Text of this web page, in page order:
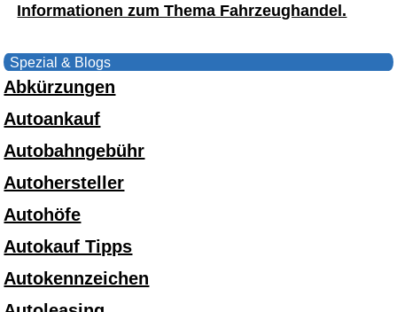
Informationen zum Thema Fahrzeughandel.
Spezial & Blogs
Abkürzungen
Autoankauf
Autobahngebühr
Autohersteller
Autohöfe
Autokauf Tipps
Autokennzeichen